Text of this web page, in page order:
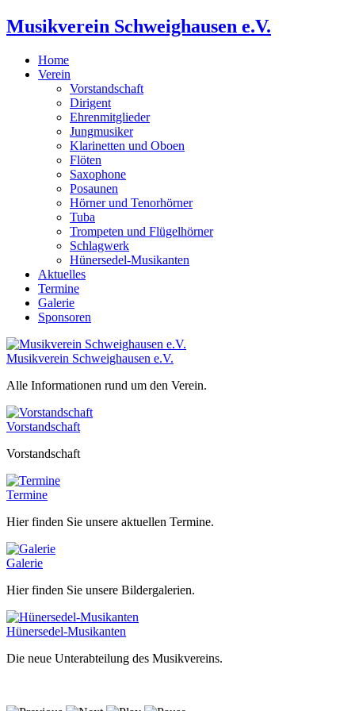
Musikverein Schweighausen e.V.
Home
Verein
Vorstandschaft
Dirigent
Ehrenmitglieder
Jungmusiker
Klarinetten und Oboen
Flöten
Saxophone
Posaunen
Hörner und Tenorhörner
Tuba
Trompeten und Flügelhörner
Schlagwerk
Hünersedel-Musikanten
Aktuelles
Termine
Galerie
Sponsoren
Musikverein Schweighausen e.V.
Alle Informationen rund um den Verein.
Vorstandschaft
Vorstandschaft
Termine
Hier finden Sie unsere aktuellen Termine.
Galerie
Hier finden Sie unsere Bildergalerien.
Hünersedel-Musikanten
Die neue Unterabteilung des Musikvereins.